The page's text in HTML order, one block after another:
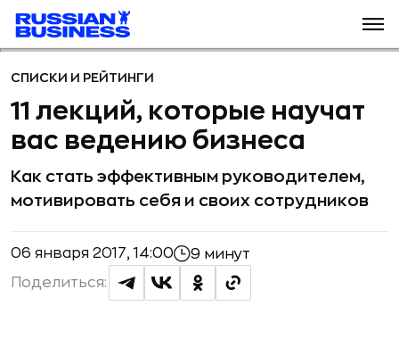
СПИСКИ И РЕЙТИНГИ
11 лекций, которые научат
вас ведению бизнеса
Как стать эффективным руководителем,
мотивировать себя и своих сотрудников
06 января 2017, 14:00 9 минут
Поделиться: